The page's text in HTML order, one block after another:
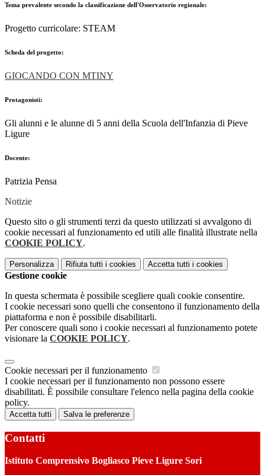
Tema prevalente secondo la classificazione dell'Osservatorio regionale:
Progetto curricolare: STEAM
Scheda del progetto:
GIOCANDO CON MTINY
Protagonisti:
Gli alunni e le alunne di 5 anni della Scuola dell'Infanzia di Pieve
Ligure
Docente:
Patrizia Pensa
Notizie
Questo sito o gli strumenti terzi da questo utilizzati si avvalgono di
cookie necessari al funzionamento ed utili alle finalità illustrate nella
COOKIE POLICY.
Personalizza Rifiuta tutti i cookies Accetta tutti i cookies
Gestione cookie
In questa schermata è possibile scegliere quali cookie consentire.
I cookie necessari sono quelli che consentono il funzionamento della
piattaforma e non è possibile disabilitarli.
Per conoscere quali sono i cookie necessari al funzionamento potete
visionare la COOKIE POLICY.
Cookie necessari per il funzionamento
I cookie necessari per il funzionamento non possono essere
disabilitati. È possibile consultare l'elenco nella pagina della cookie
policy.
Accetta tutti Salva le preferenze
Contatti
Istituto Comprensivo Bogliasco Pieve Ligure Sori